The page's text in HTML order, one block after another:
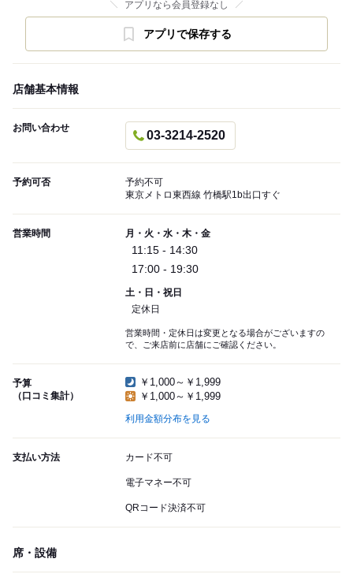
アプリなら会員登録なし
アプリで保存する
店舗基本情報
お問い合わせ
03-3214-2520
予約可否
予約不可
東京メトロ東西線 竹橋駅1b出口すぐ
営業時間 月・火・水・木・金
11:15 - 14:30
17:00 - 19:30
土・日・祝日
定休日
営業時間・定休日は変更となる場合がございますの
で、ご来店前に店舗にご確認ください。
予算
（口コミ集計）
￥1,000～￥1,999
￥1,000～￥1,999
利用金額分布を見る
支払い方法 カード不可
電子マネー不可
QRコード決済不可
席・設備